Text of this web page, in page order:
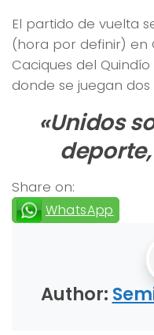
El partido de vuelta
(hora por definir) en
Caciques del
donde se juegan
«Unidos
Share on:
WhatsApp
Author: